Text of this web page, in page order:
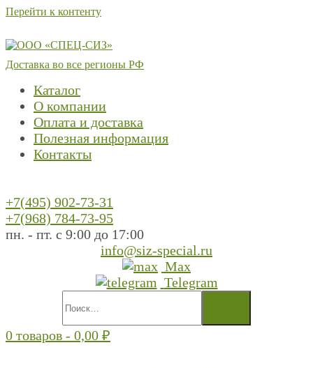
Перейти к контенту
Доставка во все регионы РФ
Каталог
О компании
Оплата и доставка
Полезная информация
Контакты
+7(495) 902-73-31
+7(968) 784-73-95
пн. - пт. с 9:00 до 17:00
info@siz-special.ru
Max
Telegram
0 товаров - 0,00 ₽